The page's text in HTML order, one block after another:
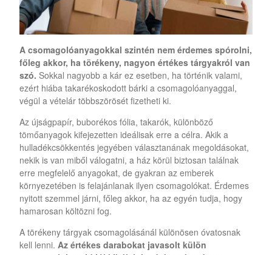
A csomagolóanyagokkal szintén nem érdemes spórolni,
főleg akkor, ha törékeny, nagyon értékes tárgyakról van
szó. Sokkal nagyobb a kár ez esetben, ha történik valami,
ezért hiába takarékoskodott bárki a csomagolóanyaggal,
végül a vételár többszörösét fizetheti ki.
Az újságpapír, buborékos fólia, takarók, különböző
tömőanyagok kifejezetten ideálisak erre a célra. Akik a
hulladékcsökkentés jegyében választanának megoldásokat,
nekik is van miből válogatni, a ház körül biztosan találnak
erre megfelelő anyagokat, de gyakran az emberek
környezetében is felajánlanak ilyen csomagolókat. Érdemes
nyitott szemmel járni, főleg akkor, ha az egyén tudja, hogy
hamarosan költözni fog.
A törékeny tárgyak csomagolásánál különösen óvatosnak
kell lenni. Az értékes darabokat javasolt külön